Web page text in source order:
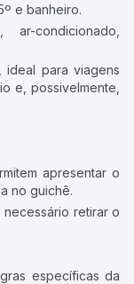
e banheiro.
condicionado,
ideal para viagens
e, possivelmente,
apresentar o
no guichê.
retirar o
específicas da